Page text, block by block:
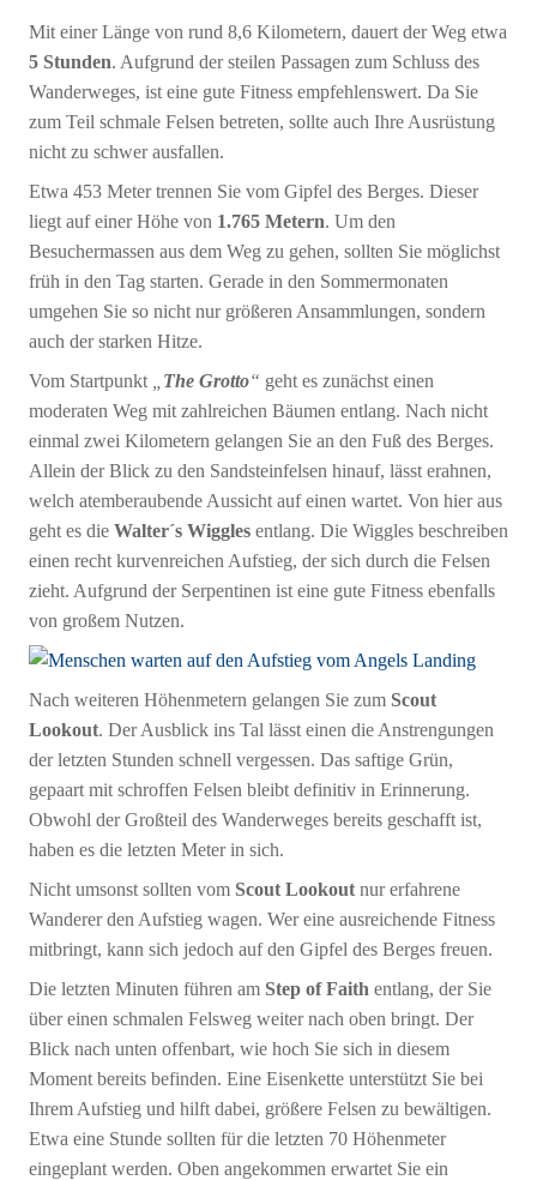
Mit einer Länge von rund 8,6 Kilometern, dauert der Weg etwa
5 Stunden. Aufgrund der steilen Passagen zum Schluss des
Wanderweges, ist eine gute Fitness empfehlenswert. Da Sie
zum Teil schmale Felsen betreten, sollte auch Ihre Ausrüstung
nicht zu schwer ausfallen.
Etwa 453 Meter trennen Sie vom Gipfel des Berges. Dieser
liegt auf einer Höhe von 1.765 Metern. Um den
Besuchermassen aus dem Weg zu gehen, sollten Sie möglichst
früh in den Tag starten. Gerade in den Sommermonaten
umgehen Sie so nicht nur größeren Ansammlungen, sondern
auch der starken Hitze.
Vom Startpunkt
The Grotto“ geht es zunächst einen
moderaten Weg mit zahlreichen Bäumen entlang. Nach nicht
einmal zwei Kilometern gelangen Sie an den Fuß des Berges.
Allein der Blick zu den Sandsteinfelsen hinauf, lässt erahnen,
welch atemberaubende Aussicht auf einen wartet. Von hier aus
geht es die Walter´s Wiggles entlang. Die Wiggles beschreiben
einen recht kurvenreichen Aufstieg, der sich durch die Felsen
zieht. Aufgrund der Serpentinen ist eine gute Fitness ebenfalls
von großem Nutzen.
Nach weiteren Höhenmetern gelangen Sie zum Scout
Lookout. Der Ausblick ins Tal lässt einen die Anstrengungen
der letzten Stunden schnell vergessen. Das saftige Grün,
gepaart mit schroffen Felsen bleibt definitiv in Erinnerung.
Obwohl der Großteil des Wanderweges bereits geschafft ist,
haben es die letzten Meter in sich.
Nicht umsonst sollten vom Scout Lookout nur erfahrene
Wanderer den Aufstieg wagen. Wer eine ausreichende Fitness
mitbringt, kann sich jedoch auf den Gipfel des Berges freuen.
Die letzten Minuten führen am Step of Faith entlang, der Sie
über einen schmalen Felsweg weiter nach oben bringt. Der
Blick nach unten offenbart, wie hoch Sie sich in diesem
Moment bereits befinden. Eine Eisenkette unterstützt Sie bei
Ihrem Aufstieg und hilft dabei, größere Felsen zu bewältigen.
Etwa eine Stunde sollten für die letzten 70 Höhenmeter
eingeplant werden. Oben angekommen erwartet Sie ein